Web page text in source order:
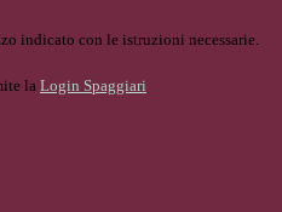
indicato con le istruzioni necessarie.
la Login Spaggiari